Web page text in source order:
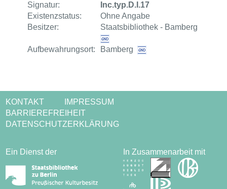
Signatur:
Inc.typ.D.I.17
Existenzstatus:
Ohne Angabe
Besitzer:
Staatsbibliothek - Bamberg
Aufbewahrungsort: Bamberg
KONTAKT
IMPRESSUM
BARRIEREFREIHEIT
DATENSCHUTZERKLÄRUNG
Ein Dienst der In Zusammenarbeit mit